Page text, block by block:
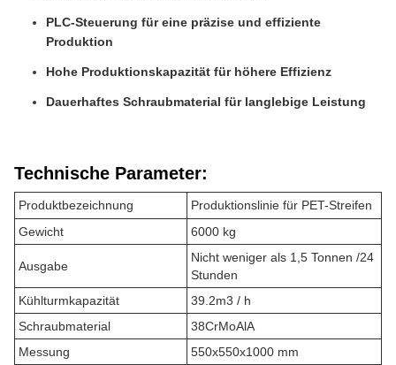
PLC-Steuerung für eine präzise und effiziente
Produktion
Hohe Produktionskapazität für höhere Effizienz
Dauerhaftes Schraubmaterial für langlebige Leistung
Technische Parameter:
Produktbezeichnung
Produktionslinie für PET-Streifen
Gewicht
6000 kg
Ausgabe
Nicht weniger als 1,5 Tonnen /24
Stunden
Kühlturmkapazität
39.2m3 / h
Schraubmaterial
38CrMoAlA
Messung
550x550x1000 mm